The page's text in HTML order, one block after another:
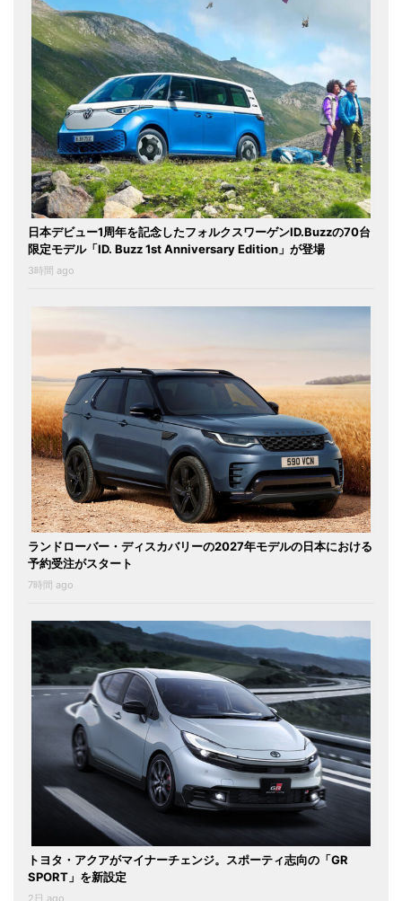
日本デビュー1周年を記念したフォルクスワーゲンID.Buzzの70台
限定モデル「ID. Buzz 1st Anniversary Edition」が登場
3時間 ago
ランドローバー・ディスカバリーの2027年モデルの日本における
予約受注がスタート
7時間 ago
トヨタ・アクアがマイナーチェンジ。スポーティ志向の「GR
SPORT」を新設定